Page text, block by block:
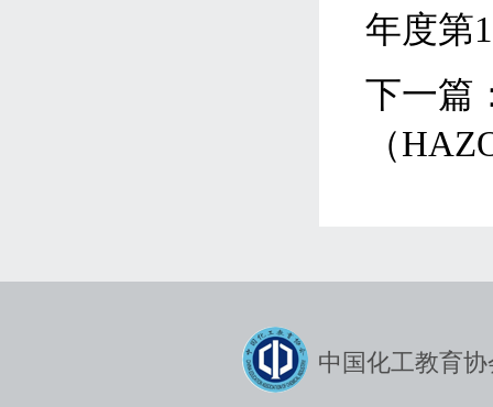
年度第
下一篇
（
中国化工教育